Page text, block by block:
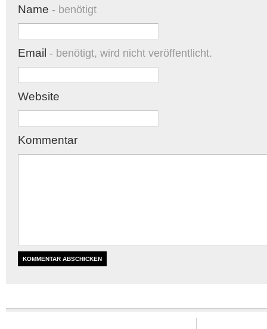
Name - benötigt
Email - benötigt, wird nicht veröffentlicht.
Website
Kommentar